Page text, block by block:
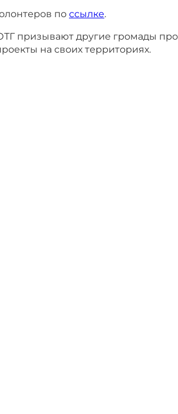
по ссылке.
призывают другие громады
на своих территориях.